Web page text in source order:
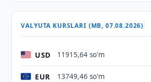
VALYUTA KURSLARI (MB, 07.08.2026)
USD 11915,64 so'm
EUR 13749,46 so'm